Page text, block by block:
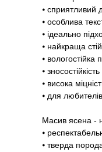
⦁ сприятливий
⦁ особлива
⦁ ідеально
⦁ найкраща
⦁
⦁ зносостійкість
⦁ висока
⦁ для
Масив ясена -
⦁
⦁ тверда